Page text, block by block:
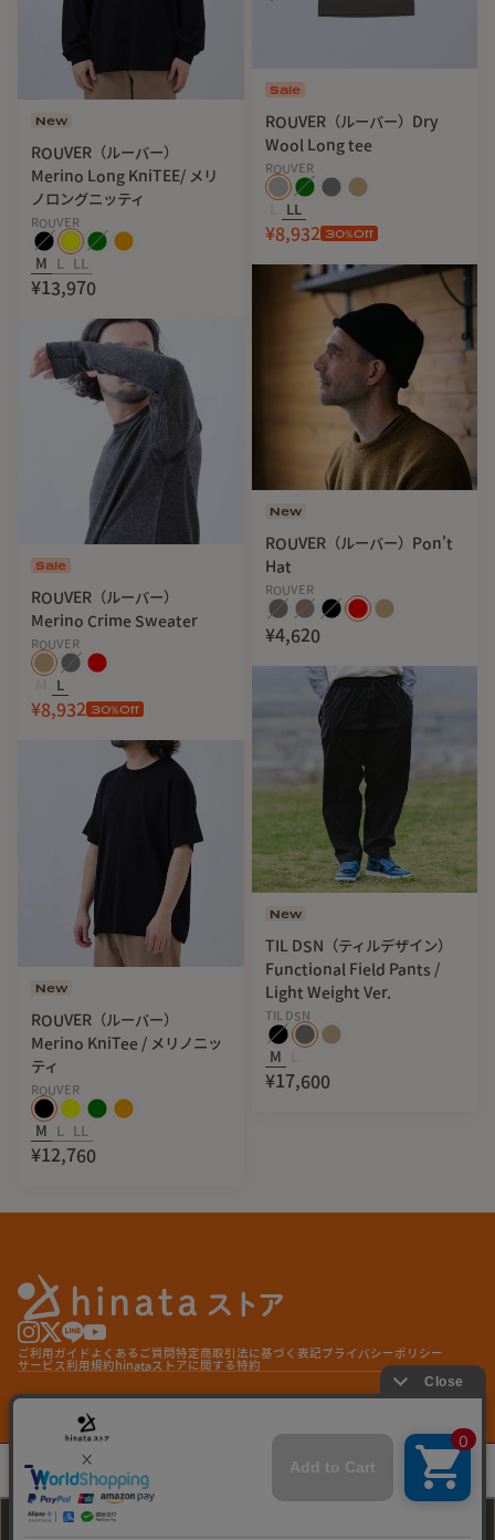
New
ROUVER（ルーバー）
Merino Long KniTEE/ メリ
ノロングニッティ
ROUVER
M L LL
¥13,970
Sale
ROUVER（ルーバー）
Merino Crime Sweater
ROUVER
L
¥8,932 30%Off
New
ROUVER（ルーバー）
Merino KniTee / メリノニッ
ティ
ROUVER
M L LL
¥12,760
Sale
ROUVER（ルーバー）Dry
Wool Long tee
ROUVER
LL
¥8,932 30%Off
New
ROUVER（ルーバー）Pon't
Hat
ROUVER
¥4,620
New
TIL DSN（ティルデザイン）
Functional Field Pants /
Light Weight Ver.
TIL DSN
M
¥17,600
ESPRESSO / L ¥11,760
カラー
ESPRESSO / L
ご利用ガイド よくあるご質問特定商取引法に基づく表記プライバシーポリシー
サービス利用規約hinataストアに関する特約